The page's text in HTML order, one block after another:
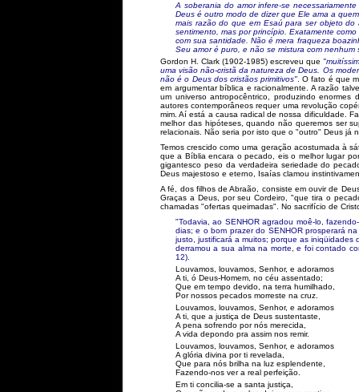
A soberania do amor infere-se
Deus é outro modo de dizer que Ele ama a
mais razão do que em Esaú para ser objeto
sentimento, mas por princípio. Exatamente
com sua santidade. Não é mera fraqueza
Seu amor é puro, e não se mistura com nenhum
Gordon H. Clark (1902-1985) escreveu que
uma visão não-cristã da natureza de Deus. Os
não é o Deus dos cristãos primitivos" . O fato é que
em argumentar bíblica e racionalmente. A razão
um universo antropocêntrico, produzindo
autores contemporâneos requer uma revolução
mim. Aí está a causa radical de nossa dificuldade.
melhor das hipóteses, quando não queremos ser
relacionais. Não seria por isto que o "outro" Deus já
Temos crescido como uma geração acostumada à
que a Bíblia encara o pecado, eis o melhor lugar
gigantesco peso da verdadeira seriedade do
Deus majestoso e eterno, Isaías clamou
A fé, dos filhos de Abraão, consiste em ouvir de
Graças a Deus, por seu Cordeiro, "que tira o
chamadas "ofertas queimadas". No sacrifício de
"Todavia, ao SENHOR agradou moê-lo,
dias; e o bom prazer do SENHOR prosperará
justo, justificará a muitos; porque as
derramou a sua alma na morte, e foi contado
12).
Louvamos, louvamos, Senhor, e adoramos
A ti, ó Deus-Homem, no céu assentado;
Que em tempo devido, na terra humilhado,
Por nossos pecados morreste na cruz.
Louvamos, louvamos, Senhor, e adoramos
A ti, que a justiça de Deus sustentaste,
A pena sofrendo por nós merecida,
A vida depondo pra assim nos remir.
Louvamos, louvamos, Senhor, e adoramos
A glória divina por ti revelada,
Que para nós brilha na luz esplendente,
Fazendo-nos ver a real perfeição.
Em ti concilia-se a santa justiça,